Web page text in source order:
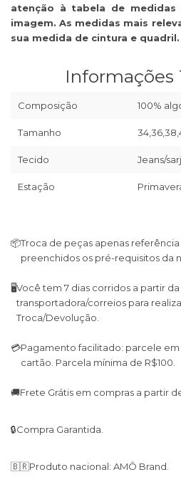
atenção à tabela de
imagem. As medidas mais
sua medida de cintura e quadril.
Informações
Composição 100%
Tamanho
Tecido Jeans/
Estação
📦Troca de peças apenas
preenchidos os pré-requisitos da
🖥Você tem 7 dias corridos a partir
transportadora/correios para
Troca/Devolução.
💳Pagamento facilitado: parcele em
cartão. Parcela mínima de R$100.
🚚Frete Grátis em compras a partir
🔒Compra Garantida.
🇧🇷Produto nacional: AMÔ Brand.